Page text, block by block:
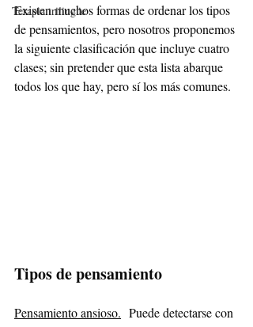
Terapia trilingüe
Existen muchos formas de ordenar los tipos
de pensamientos, pero nosotros proponemos
la siguiente clasificación que incluye cuatro
clases; sin pretender que esta lista abarque
todos los que hay, pero sí los más comunes.
Tipos de pensamiento
Pensamiento ansioso. Puede detectarse con